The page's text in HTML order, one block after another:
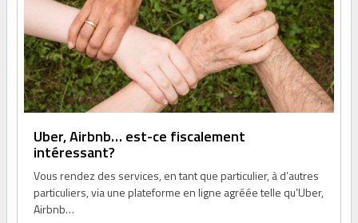
Uber, Airbnb… est-ce fiscalement
intéressant?
Vous rendez des services, en tant que particulier, à d’autres
particuliers, via une plateforme en ligne agréée telle qu’Uber,
Airbnb…